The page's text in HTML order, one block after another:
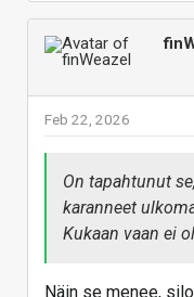
Feb 22, 2026
On tapahtunut
karanneet
Kukaan vaan ei
Näin se menee,